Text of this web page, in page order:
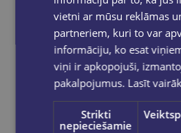
pasūtījums būs gatavs
e-pastu un/ vai SMS.
Dalies sociālajos tīklos:
vietni ar mūsu reklāmas
partneriem, kuri to var
informāciju, ko esat
viņi ir apkopojuši,
pakalpojumus. Lasīt vairāk
Strikti
nepieciešamie